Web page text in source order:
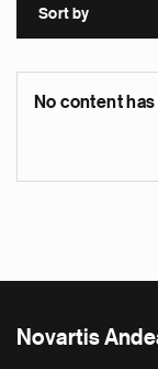
Sort by
No content
Novartis